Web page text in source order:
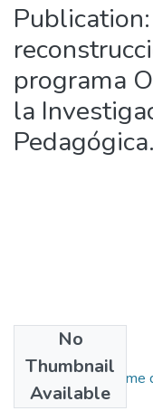
Publication:
programa
la
No
Thumbnail
Available
258-1-2 INFInforme
(38.22 MB)